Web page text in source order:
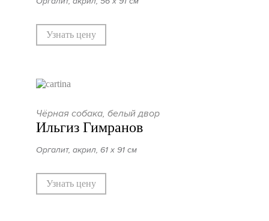
Узнать цену
Чёрная собака, белый двор
Ильгиз Гимранов
Оргалит, акрил, 61 х 91 см
Узнать цену